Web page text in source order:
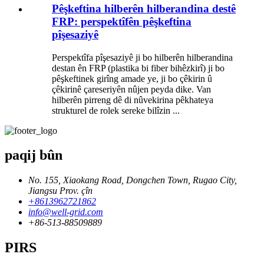
Pêşkeftina hilberên hilberandina destê
FRP: perspektîfên pêşkeftina
pîşesaziyê
Perspektîfa pîşesaziyê ji bo hilberên hilberandina
destan ên FRP (plastika bi fiber bihêzkirî) ji bo
pêşkeftinek girîng amade ye, ji bo çêkirin û
çêkirinê çareseriyên nûjen peyda dike. Van
hilberên pirreng dê di nûvekirina pêkhateya
strukturel de rolek sereke bilîzin ...
paqij bûn
No. 155, Xiaokang Road, Dongchen Town, Rugao City,
Jiangsu Prov. çîn
+8613962721862
info@well-grid.com
+86-513-88509889
PIRS